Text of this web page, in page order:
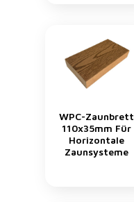
WPC-Zaunbrett
110x35mm Für
Horizontale
Zaunsysteme